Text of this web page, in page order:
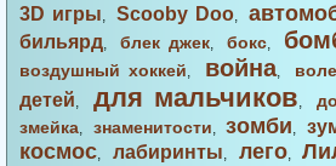
3D игры,Scooby Doo,
бильярд,блек джек,бокс,
воздушный хоккей, война,
детей, для мальчиков,
змейка, знаменитости,зомби,
космос, лабиринты, лего,